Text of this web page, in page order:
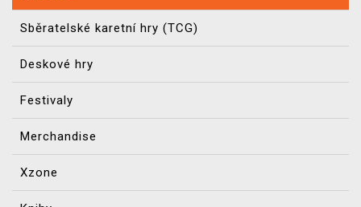
Sběratelské karetní hry (TCG)
Deskové hry
Festivaly
Merchandise
Xzone